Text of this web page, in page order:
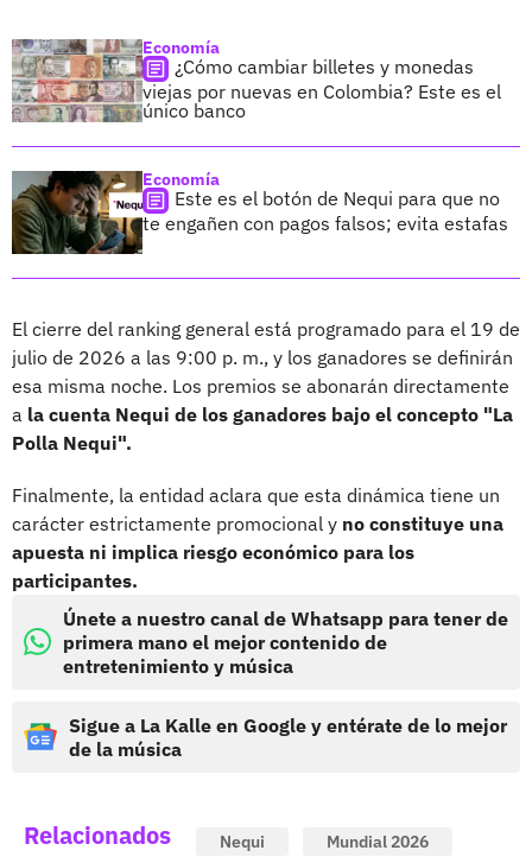
Economía
¿Cómo cambiar billetes y monedas
viejas por nuevas en Colombia? Este es el
único banco
Economía
Este es el botón de Nequi para que no
te engañen con pagos falsos; evita estafas
El cierre del ranking general está programado para el 19 de
julio de 2026 a las 9:00 p. m., y los ganadores se definirán
esa misma noche. Los premios se abonarán directamente
a la cuenta Nequi de los ganadores bajo el concepto "La
Polla Nequi".
Finalmente, la entidad aclara que esta dinámica tiene un
carácter estrictamente promocional y no constituye una
apuesta ni implica riesgo económico para los
participantes.
Únete a nuestro canal de Whatsapp para tener de
primera mano el mejor contenido de
entretenimiento y música
Sigue a La Kalle en Google y entérate de lo mejor
de la música
Relacionados Nequi Mundial 2026